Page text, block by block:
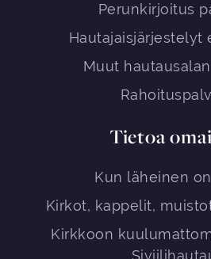
Perunkirjoitus
Hautajaisjärjestelyt
Muut
Tietoa
Kun läheinen
Kirkot, kappelit,
Kirkkoon